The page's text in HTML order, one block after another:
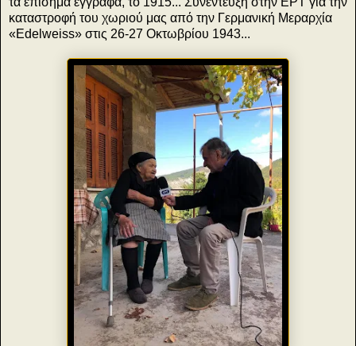
καταστροφή του χωριού μας από την Γερμανική Μεραρχία
«Edelweiss» στις 26-27 Οκτωβρίου 1943...